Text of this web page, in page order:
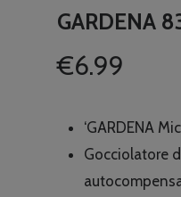
GARDENA
€6.99
‘GARDENA
Gocciolatore